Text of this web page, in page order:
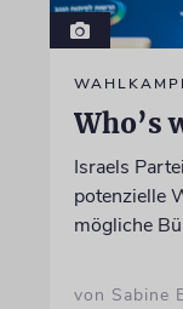
Who’s
Israels
potenzielle
mögliche
von Sabine